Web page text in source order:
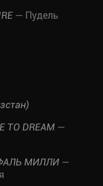
— Пудель
TO DREAM —
МИЛЛИ —